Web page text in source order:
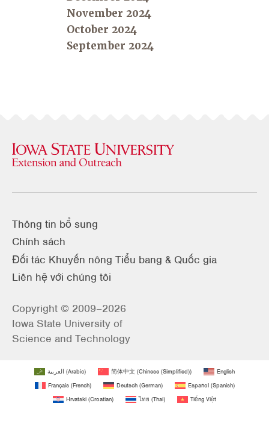
November 2024
October 2024
September 2024
Thông tin bổ sung
Chính sách
Đối tác Khuyến nông Tiểu bang & Quốc gia
Liên hệ với chúng tôi
Copyright © 2009–2026
Iowa State University of
Science and Technology
العربية (Arabic) 简体中文 (Chinese (Simplified))
English
Français(French) Deutsch(German) Español(Spanish)
Hrvatski (Croatian) ไทย (Thai) Tiếng Việt